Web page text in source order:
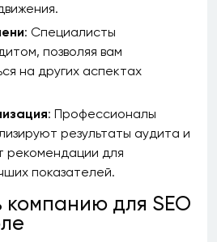
: Специалисты
позволяя вам
на других аспектах
: Профессионалы
результаты аудита и
рекомендации для
показателей.
компанию для SEO